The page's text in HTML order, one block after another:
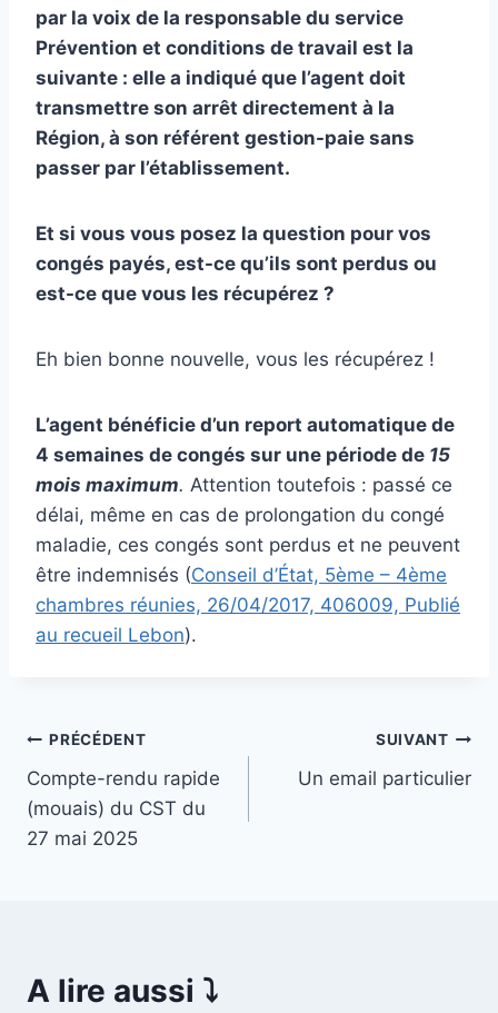
par la voix de la responsable du service
Prévention et conditions de travail est la
suivante : elle a indiqué que l’agent doit
transmettre son arrêt directement à la
Région, à son référent gestion-paie sans
passer par l’établissement.
Et si vous vous posez la question pour vos
congés payés, est-ce qu’ils sont perdus ou
est-ce que vous les récupérez ?
Eh bien bonne nouvelle, vous les récupérez !
L’agent bénéficie d’un report automatique de
4 semaines de congés sur une période de 15
mois maximum. Attention toutefois : passé ce
délai, même en cas de prolongation du congé
maladie, ces congés sont perdus et ne peuvent
être indemnisés (Conseil d’État, 5ème – 4ème
chambres réunies, 26/04/2017, 406009, Publié
au recueil Lebon).
Navigation
de
l’article
PRÉCÉDENT
Compte-rendu rapide
(mouais) du CST du
27 mai 2025
SUIVANT
Un email particulier
A lire aussi ⤵️